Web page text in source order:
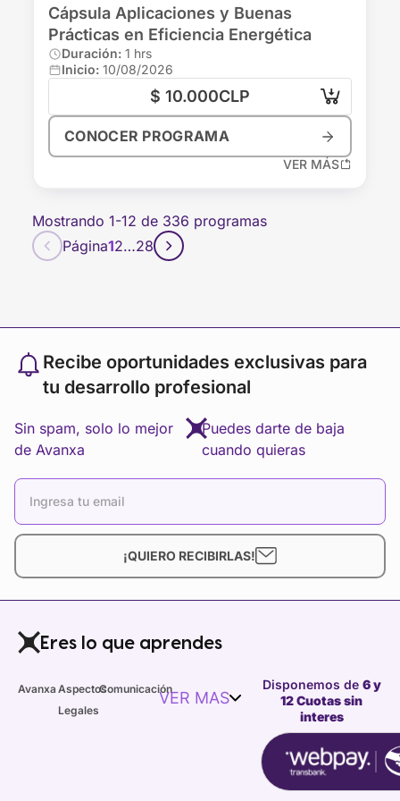
Cápsula Aplicaciones y Buenas
Prácticas en Eficiencia Energética
Duración: 1 hrs
Inicio: 10/08/2026
$ 10.000CLP
CONOCER PROGRAMA
VER MÁS
identificando consumos y aplicando
buenas prácticas para reducir costos y
optimizar el uso de la energía en el hogar o
1 Unidades
¡INSCRIBIRME AHORA!
Mostrando 1-12 de 336 programas
Página12…28
Recibe oportunidades exclusivas para
tu desarrollo profesional
¡QUIERO RECIBIRLAS!
Sin spam, solo lo mejor
de Avanxa
Puedes darte de baja
cuando quieras
Eres lo que aprendes
Avanxa Aspectos
Legales
ComunicaciónVER MAS
Disponemos de 6 y
12 Cuotas sin
interes